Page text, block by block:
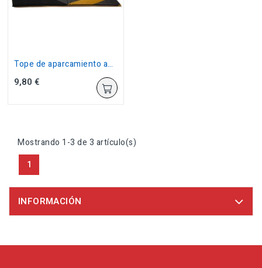
Tope de aparcamiento auto adhesivo
9,80 €
Mostrando 1-3 de 3 artículo(s)
1
INFORMACIÓN